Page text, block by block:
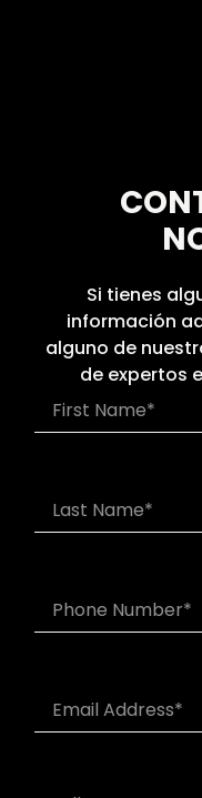
Si tienes
información
alguno de
de expertos